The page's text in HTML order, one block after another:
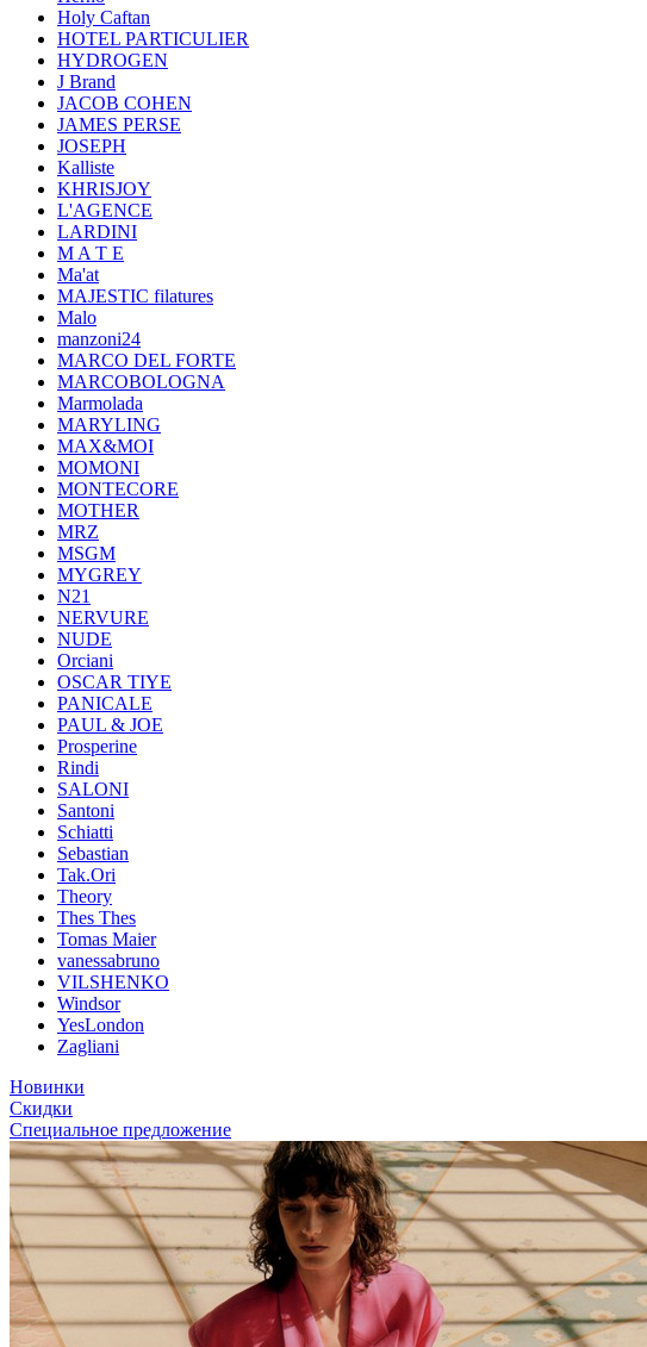
Holy Caftan
HOTEL PARTICULIER
HYDROGEN
J Brand
JACOB COHEN
JAMES PERSE
JOSEPH
Kalliste
KHRISJOY
L'AGENCE
LARDINI
M A T E
Ma'at
MAJESTIC filatures
Malo
manzoni24
MARCO DEL FORTE
MARCOBOLOGNA
Marmolada
MARYLING
MAX&MOI
MOMONI
MONTECORE
MOTHER
MRZ
MSGM
MYGREY
N21
NERVURE
NUDE
Orciani
OSCAR TIYE
PANICALE
PAUL & JOE
Prosperine
Rindi
SALONI
Santoni
Schiatti
Sebastian
Tak.Ori
Theory
Thes Thes
Tomas Maier
vanessabruno
VILSHENKO
Windsor
YesLondon
Zagliani
Новинки
Скидки
Специальное предложение